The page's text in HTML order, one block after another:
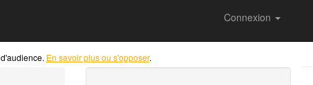
En savoir plus ou s'opposer.
Connexion